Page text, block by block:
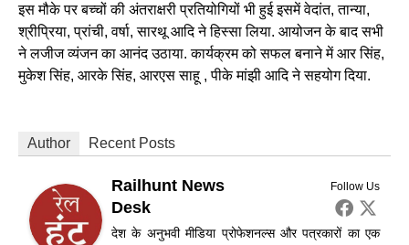
इस मौके पर बच्चों की अंतराक्षरी प्रतियोगियों भी हुई इसमें वेदांत, तान्या,
श्रीप्रिया, प्रांची, वर्षा, सारथू आदि ने हिस्सा लिया. आयोजन के बाद सभी
ने लजीज व्यंजन का आनंद उठाया. कार्यक्रम को सफल बनाने में आर सिंह,
मुकेश सिंह, आरके सिंह, आरएस साहू , पीके मांझी आदि ने सहयोग दिया.
Author Recent Posts
Follow Us
Railhunt News
Desk
देश के अनुभवी मीडिया प्रोफेशनल्स और पत्रकारों का एक